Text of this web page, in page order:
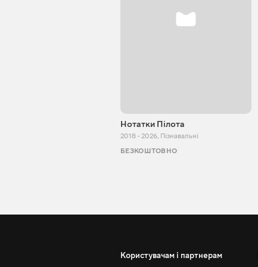
Нотатки Пілота
2018 - 2026, Пізнавальні
БЕЗКОШТОВНО
Користувачам і партнерам